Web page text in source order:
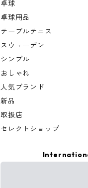
卓球
卓球用品
テーブルテニス
スウェーデン
シンプル
おしゃれ
人気ブランド
新品
取扱店
セレクトショップ